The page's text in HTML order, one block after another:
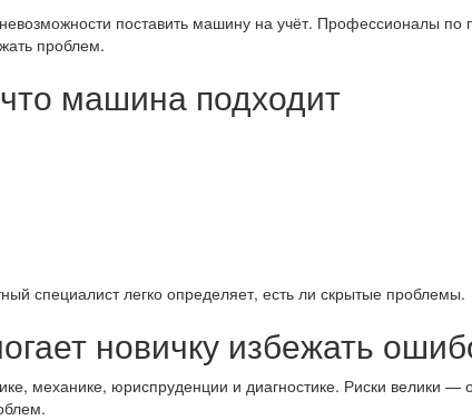
поставить машину на учёт. Профессионалы по
проблем.
машина подходит
специалист легко определяет, есть ли скрытые проблемы.
новичку избежать
механике, юриспруденции и диагностике. Риски велики —